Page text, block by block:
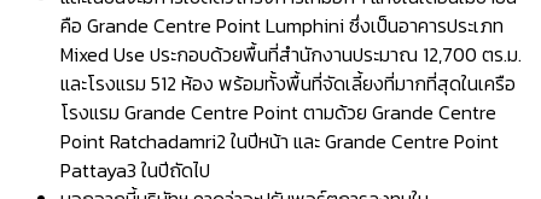
คือ Grande Centre Point Lumphini ซึ่งเป็นอาคารประเภท
Mixed Use ประกอบด้วยพื้นที่สำนักงานประมาณ 12,700 ตร.ม.
และโรงแรม 512 ห้อง พร้อมทั้งพื้นที่จัดเลี้ยงที่มากที่สุดในเครือ
โรงแรม Grande Centre Point ตามด้วย Grande Centre
Point Ratchadamri2 ในปีหน้า และ Grande Centre Point
Pattaya3 ในปีถัดไป